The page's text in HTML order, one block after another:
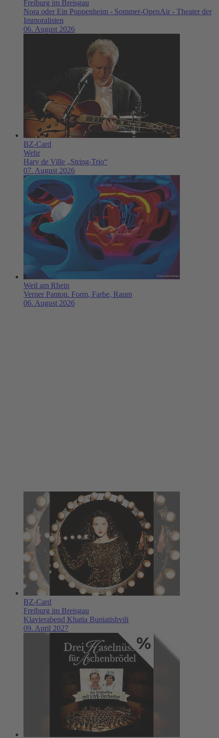
Freiburg im Breisgau
Nora oder Ein Puppenheim - Sommer-OpenAir - Theater der
Immoralisten
06. August 2026
BZ-Card
Wehr
Hary de Ville „String-Trio“
07. August 2026
Weil am Rhein
Verner Panton. Form, Farbe, Raum
06. August 2026
BZ-Card
Freiburg im Breisgau
Klavierabend Khatia Buniatishvili
09. April 2027